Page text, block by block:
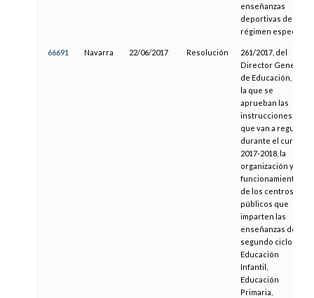
enseñanzas
deportivas de
régimen especial
66691 Navarra 22/06/2017 Resolución
261/2017, del
Director General
de Educación, por
la que se
aprueban las
instrucciones
que van a regular,
durante el curso
2017-2018, la
organización y el
funcionamiento
de los centros
públicos que
imparten las
enseñanzas de
segundo ciclo de
Educación
Infantil,
Educación
Primaria,